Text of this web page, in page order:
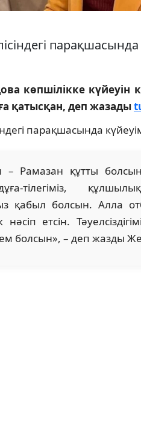
көпшілікке күйеуін
қатысқан, деп жазады
парақшасында
Рамазан құтты
тілегіміз,
қабыл болсын. Алла
нәсіп етсін.
болсын», – деп жазды